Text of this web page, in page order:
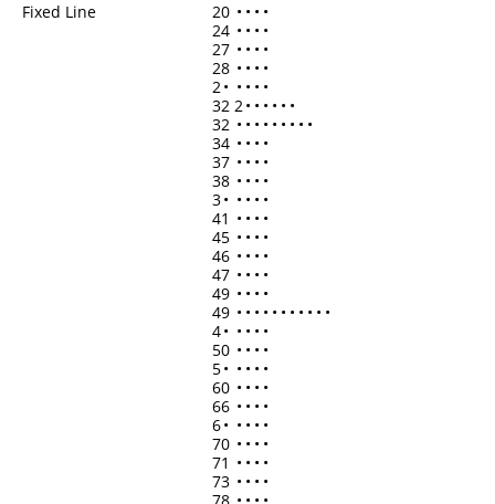
Fixed Line
20 • • • •
24 • • • •
27 • • • •
28 • • • •
2• • • • •
32 2• • • • • •
32 • • • • • • • • •
34 • • • •
37 • • • •
38 • • • •
3• • • • •
41 • • • •
45 • • • •
46 • • • •
47 • • • •
49 • • • •
49 • • • • • • • • • • •
4• • • • •
50 • • • •
5• • • • •
60 • • • •
66 • • • •
6• • • • •
70 • • • •
71 • • • •
73 • • • •